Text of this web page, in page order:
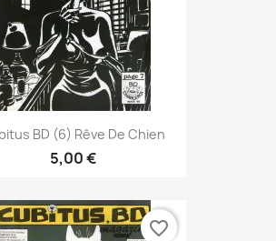
BD (6) Rêve De Chien
5,00 €
favorite_border